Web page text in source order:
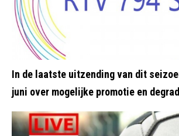
In de laatste uitzending van dit
juni over mogelijke promotie en